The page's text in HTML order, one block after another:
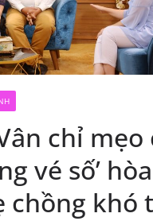
chỉ mẹo
vé số’
chồng khó